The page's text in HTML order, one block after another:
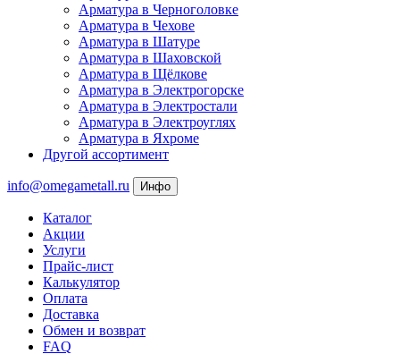
Арматура в Черноголовке
Арматура в Чехове
Арматура в Шатуре
Арматура в Шаховской
Арматура в Щёлкове
Арматура в Электрогорске
Арматура в Электростали
Арматура в Электроуглях
Арматура в Яхроме
Другой ассортимент
info@omegametall.ru Инфо
Каталог
Акции
Услуги
Прайс-лист
Калькулятор
Оплата
Доставка
Обмен и возврат
FAQ